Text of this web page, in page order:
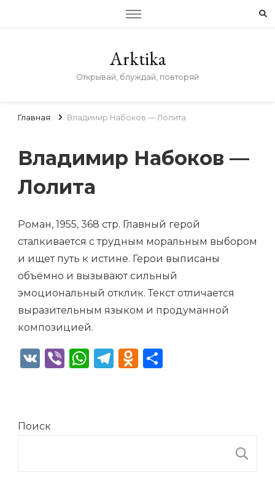
Arktika
Открывай, блуждай, повторяй
Главная Владимир Набоков — Лолита
Владимир Набоков —
Лолита
Роман, 1955, 368 стр. Главный герой
сталкивается с трудным моральным выбором
и ищет путь к истине. Герои выписаны
объёмно и вызывают сильный
эмоциональный отклик. Текст отличается
выразительным языком и продуманной
композицией.
VK ViberWhatsApp
Telegram
Odnoklassniki
Поиск